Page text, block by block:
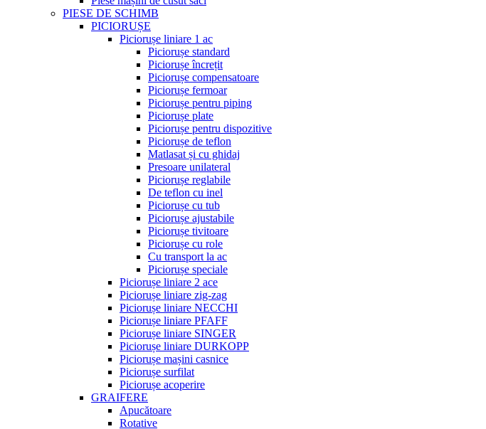
PIESE DE SCHIMB
PICIORUȘE
Piciorușe liniare 1 ac
Piciorușe standard
Piciorușe încrețit
Piciorușe compensatoare
Piciorușe fermoar
Piciorușe pentru piping
Piciorușe plate
Piciorușe pentru dispozitive
Piciorușe de teflon
Matlasat și cu ghidaj
Presoare unilateral
Piciorușe reglabile
De teflon cu inel
Piciorușe cu tub
Piciorușe ajustabile
Piciorușe tivitoare
Piciorușe cu role
Cu transport la ac
Piciorușe speciale
Piciorușe liniare 2 ace
Piciorușe liniare zig-zag
Piciorușe liniare NECCHI
Piciorușe liniare PFAFF
Piciorușe liniare SINGER
Piciorușe liniare DURKOPP
Piciorușe mașini casnice
Piciorușe surfilat
Piciorușe acoperire
GRAIFERE
Apucătoare
Rotative